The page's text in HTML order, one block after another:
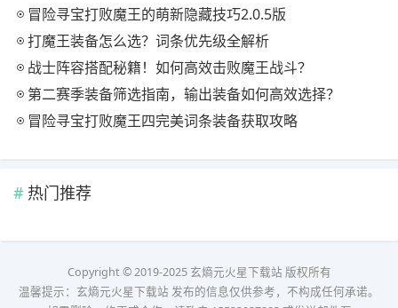
冒险寻宝打败魔王的萌新隐藏技巧2.0.5版
打魔王装备怎么选？词条优先级全解析
战士阵容搭配秘籍！如何高效击败魔王战斗？
第二赛季装备筛选指南，输出装备如何高效选择？
冒险寻宝打败魔王四完美词条装备获取攻略
热门推荐
Copyright © 2019-2025 玄熵元火星下载站 版权所有
温馨提示：玄熵元火星下载站 发布的信息仅供参考，不构成任何承诺。